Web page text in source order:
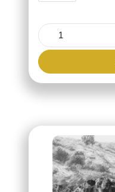
Flat
Iron
(Libre
Pastoreo)
cantidad